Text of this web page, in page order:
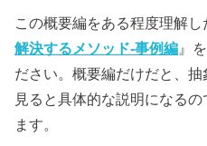
この概要編をある程度理解
解決するメソッド-事例編 』
ださい。概要編だけだと、
見ると具体的な説明になる
ます。